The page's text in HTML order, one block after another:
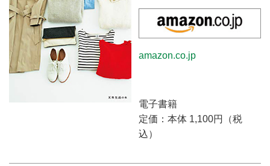
amazon.co.jp
電子書籍
定価：本体 1,100円（税
込）